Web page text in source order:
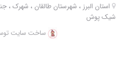
ساخت سایت
استان البرز ، شهرستان طالقان ، شهرک
شیک پوش